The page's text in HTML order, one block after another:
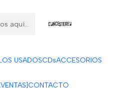
USADOSCDsACCESORIOS
CONTACTO